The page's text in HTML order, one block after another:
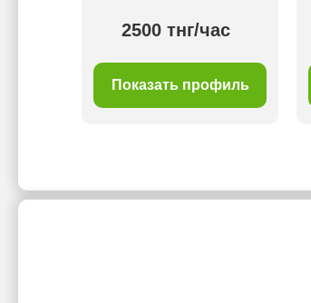
2500 тнг/час
Показать профиль